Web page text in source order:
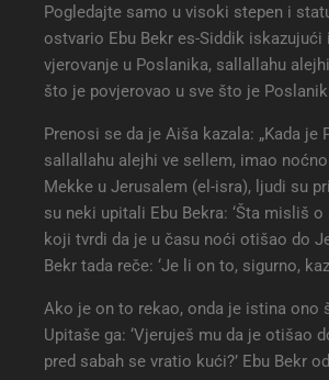
Pogledajte samo u visoki stepen i
ostvario Ebu Bekr es-Siddik
vjerovanje u Poslanika, sallallahu
što je povjerovao u sve što je
Prenosi se da je Aiša kazala: „Kada je
sallallahu alejhi ve sellem, imao
Mekke u Jerusalem (el-isra), ljudi su
su neki upitali Ebu Bekra: ‘Šta misliš o
koji tvrdi da je u času noći otišao do
Bekr tada reče: ‘Je li on to, sigurno,
Ako je on to rekao, onda je istina ono
Upitaše ga: ‘Vjeruješ mu da je otišao
pred sabah se vratio kući?’ Ebu Bekr